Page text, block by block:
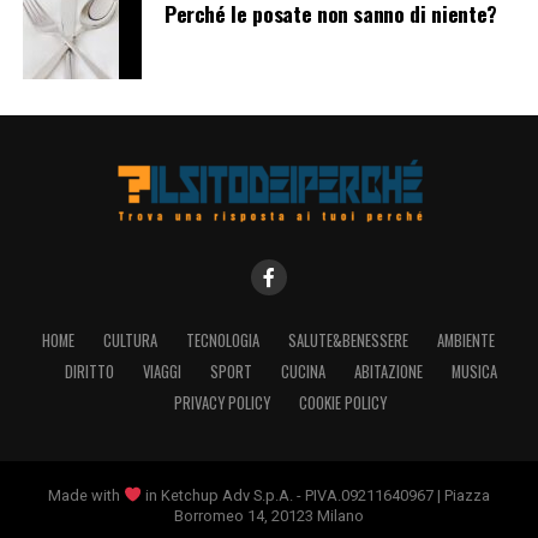
globale della moda. Tuttavia, è importante considerare
anche le implicazioni di questa dipendenza dalla
lavoratori e alla sostenibilità ambientale. Alla luce di ciò,
diversificare le fonti di produzione al fine di garantire
una maggiore resilienza e sostenibilità nel settore della
Perché le posate non sanno di niente?
HOME CULTURA TECNOLOGIA SALUTE&BENESSERE
AMBIENTE
DIRITTO
VIAGGI SPORT CUCINA ABITAZIONE
MUSICA
PRIVACY POLICY
COOKIE POLICY
Made with
in Ketchup Adv S.p.A. - PIVA.09211640967 | Piazza
Borromeo 14, 20123 Milano